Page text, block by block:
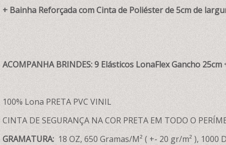
+ Bainha Reforçada com Cinta de Poliéster de 5cm de
ACOMPANHA BRINDES: 9 Elásticos LonaFlex Gancho
100% Lona PRETA PVC VINIL
CINTA DE SEGURANÇA NA COR PRETA EM TODO O
GRAMATURA: 18 OZ, 650 Gramas/M² ( +- 20 gr/m² ), 1000